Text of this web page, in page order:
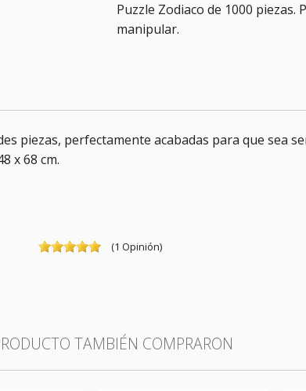
Puzzle Zodiaco de 1000 piezas.
manipular.
piezas, perfectamente acabadas para que sea
x 68 cm.
(1 Opinión)
TAMBIÉN COMPRARON